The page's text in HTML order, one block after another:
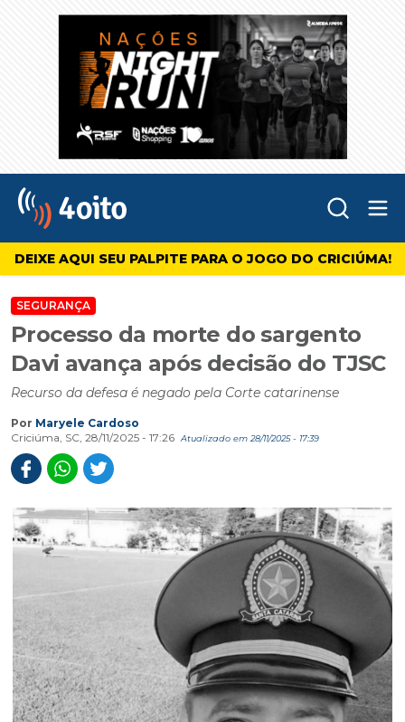
4oito
DEIXE AQUI SEU PALPITE PARA O JOGO DO CRICIÚMA!
SEGURANÇA
Processo da morte do sargento
Davi avança após decisão do TJSC
Recurso da defesa é negado pela Corte catarinense
Por Maryele Cardoso
Criciúma, SC, 28/11/2025 - 17:26
Atualizado em 28/11/2025 - 17:39